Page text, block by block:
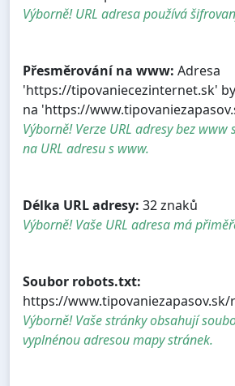
Výborně! URL adresa používá
Přesměrování na www: Adresa
'https://tipovaniecezinternet.sk'
na 'https://
Výborně! Verze URL adresy bez www
na URL adresu s www.
Délka URL adresy: 32 znaků
Výborně! Vaše URL adresa má
Soubor robots.txt:
https://
Výborně! Vaše stránky obsahují
vyplnénou adresou mapy stránek.